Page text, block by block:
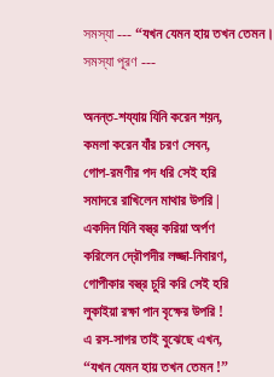
সমস্যা --- “যখন যেমন হায় তখন
সমস্যা পূরণ ---
অনন্ত-শয্যায় যিনি করেন শয়ন,
কমলা করেন যাঁর চরণ সেবন,
গোপ-রমণীর পদ ধরি সেই হরি
সমাদরে রাখিলেন মাথার উপরি |
একদিন যিনি বস্ত্র করিয়া অর্পণ
করিলেন দ্রৌপদীর লজ্জা-নিবারণ,
গোপীকার বস্ত্র চুরি করি সেই হরি
লুকাইয়া রক্ষা পান বৃক্ষের উপরি !
এ রস-সাগর তাই বুঝেছে এখন,
“যখন যেমন হায় তখন তেমন !”